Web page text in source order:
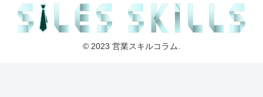
© 2023 営業スキルコラム.